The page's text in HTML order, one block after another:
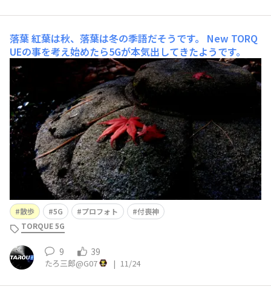
落葉紅葉は秋、落葉は冬の季語だそうです。 New TORQ
UEの事を考え始めたら5Gが本気出してきたようです。
散歩 5G プロフォト
付喪神
TORQUE 5G
9 39
たろ三郎@G07 | 11/24